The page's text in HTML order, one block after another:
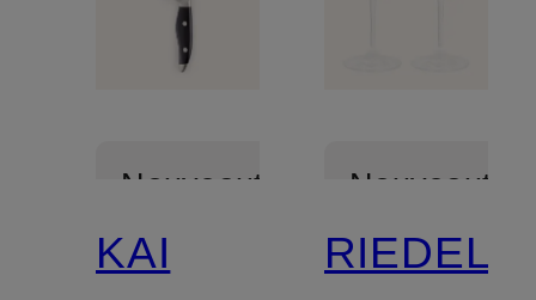
Nouveautés
KAI
Nouveautés
RIEDEL